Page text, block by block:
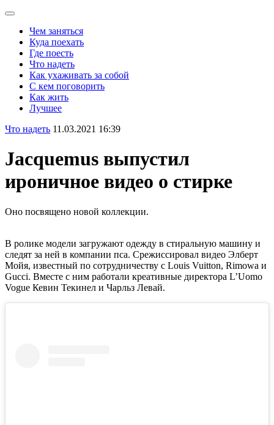
Чем заняться
Куда поехать
Где поесть
Что надеть
Как ухаживать за собой
С кем поговорить
Как жить
Лучшее
Что надеть 11.03.2021 16:39
Jacquemus выпустил
ироничное видео о стирке
Оно посвящено новой коллекции.
В ролике модели загружают одежду в стиральную машину и
следят за ней в компании пса. Срежиссировал видео Элберт
Мойя, известный по сотрудничеству с Louis Vuitton, Rimowa и
Gucci. Вместе с ним работали креативные директора L’Uomo
Vogue Кевин Текинел и Чарльз Левай.